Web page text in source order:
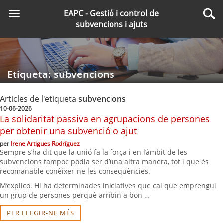
principal
Toggle
EAPC - Gestió i control de
subvencions i ajuts
Etiqueta: subvencions
Articles de l'etiqueta subvencions
10-06-2026
La solidaritat passiva en agrupacions de persones
per obtenir una subvenció o ajut
perIrene Artigues Rodríguez
Sempre s’ha dit que la unió fa la força i en l’àmbit de les
subvencions tampoc podia ser d’una altra manera, tot i que és
recomanable conèixer-ne les conseqüències.
M’explico. Hi ha determinades iniciatives que cal que emprengui
un grup de persones perquè arribin a bon …
PER LLEGIR-NE MÉS